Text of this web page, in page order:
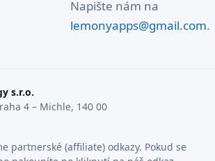
Napište nám na
lemonyapps@gmail.com.
s.r.o.
4 – Michle, 140 00
partnerské (affiliate) odkazy. Pokud se